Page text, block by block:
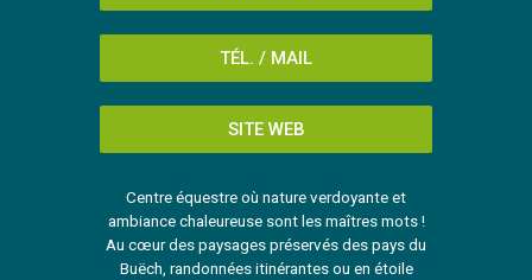
TÉL. / MAIL
SITE WEB
Centre équestre où nature verdoyante et
ambiance chaleureuse sont les maîtres mots !
Au cœur des paysages préservés des pays du
Buëch, randonnées itinérantes ou en étoile